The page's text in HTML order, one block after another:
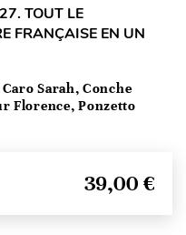
TOUT LE
FRANÇAISE EN UN
Sarah, Conche
Florence, Ponzetto
39,00 €